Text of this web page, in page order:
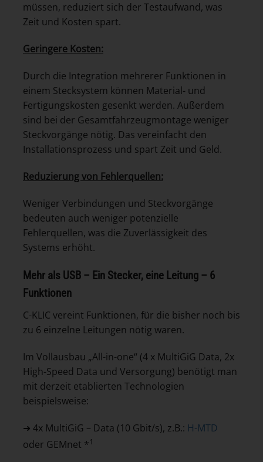
müssen, reduziert sich der Testaufwand, was
Zeit und Kosten spart.
Geringere Kosten:
Durch die Integration mehrerer Funktionen in
einem Stecksystem können Material- und
Fertigungskosten gesenkt werden. Außerdem
sind bei der Gesamtfahrzeugmontage weniger
Steckvorgänge nötig. Das vereinfacht den
Installationsprozess und spart Zeit und Geld.
Reduzierung von Fehlerquellen:
Weniger Verbindungen und Steckvorgänge
bedeuten auch weniger potenzielle
Fehlerquellen, was die Zuverlässigkeit des
Systems erhöht.
Mehr als USB – Ein Stecker, eine Leitung – 6
Funktionen
C-KLIC vereint Funktionen, für die bisher noch bis
zu 6 einzelne Leitungen nötig waren.
Im Vollausbau „All-in-one“ (4 x MultiGiG Data, 2x
High-Speed Data und Versorgung) benötigt man
mit derzeit etablierten Technologien
beispielsweise:
➜ 4x MultiGiG – Data (10 Gbit/s), z.B.: H-MTD
oder GEMnet *1